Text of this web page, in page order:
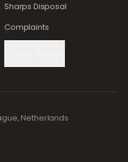
Sharps Disposal
Complaints
Netherlands